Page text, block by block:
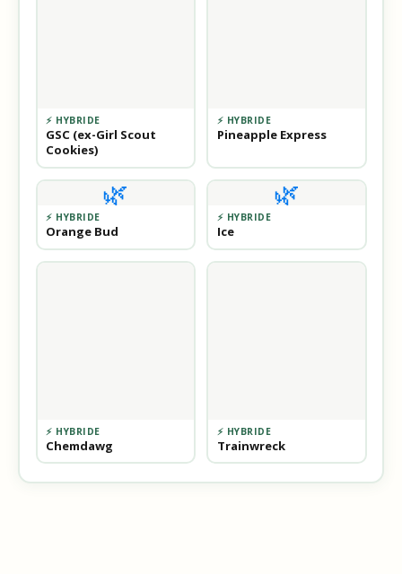
⚡ HYBRIDE
GSC (ex-Girl Scout
Cookies)
⚡ HYBRIDE
Pineapple Express
🌿
⚡ HYBRIDE
Orange Bud
🌿
⚡ HYBRIDE
Ice
⚡ HYBRIDE
Chemdawg
⚡ HYBRIDE
Trainwreck